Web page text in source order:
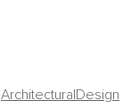
ArchitecturalDesign